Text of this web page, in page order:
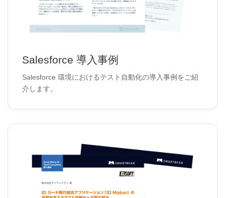
Salesforce 導入事例
Salesforce 環境におけるテスト自動化の導入事例をご紹
介します。